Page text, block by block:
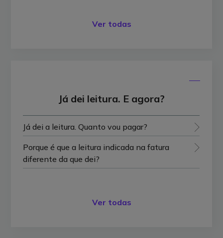
Ver todas
Já dei leitura. E agora?
Já dei a leitura. Quanto vou pagar?
Porque é que a leitura indicada na fatura
diferente da que dei?
Ver todas